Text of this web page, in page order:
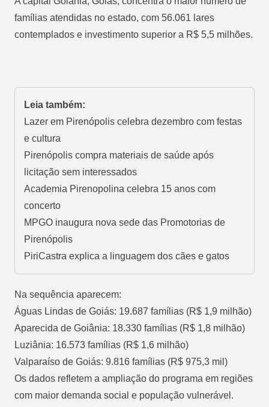
famílias atendidas no estado, com 56.061 lares
contemplados e investimento superior a R$ 5,5 milhões.
Leia também:
Lazer em Pirenópolis celebra dezembro com festas
e cultura
Pirenópolis compra materiais de saúde após
licitação sem interessados
Academia Pirenopolina celebra 15 anos com
concerto
MPGO inaugura nova sede das Promotorias de
Pirenópolis
PiriCastra explica a linguagem dos cães e gatos
Na sequência aparecem:
Águas Lindas de Goiás: 19.687 famílias (R$ 1,9 milhão)
Aparecida de Goiânia: 18.330 famílias (R$ 1,8 milhão)
Luziânia: 16.573 famílias (R$ 1,6 milhão)
Valparaíso de Goiás: 9.816 famílias (R$ 975,3 mil)
Os dados refletem a ampliação do programa em regiões
com maior demanda social e população vulnerável.